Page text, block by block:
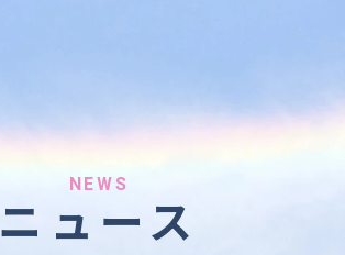
コンテンツ提供
その他の情報提供
NEWS
ニュース